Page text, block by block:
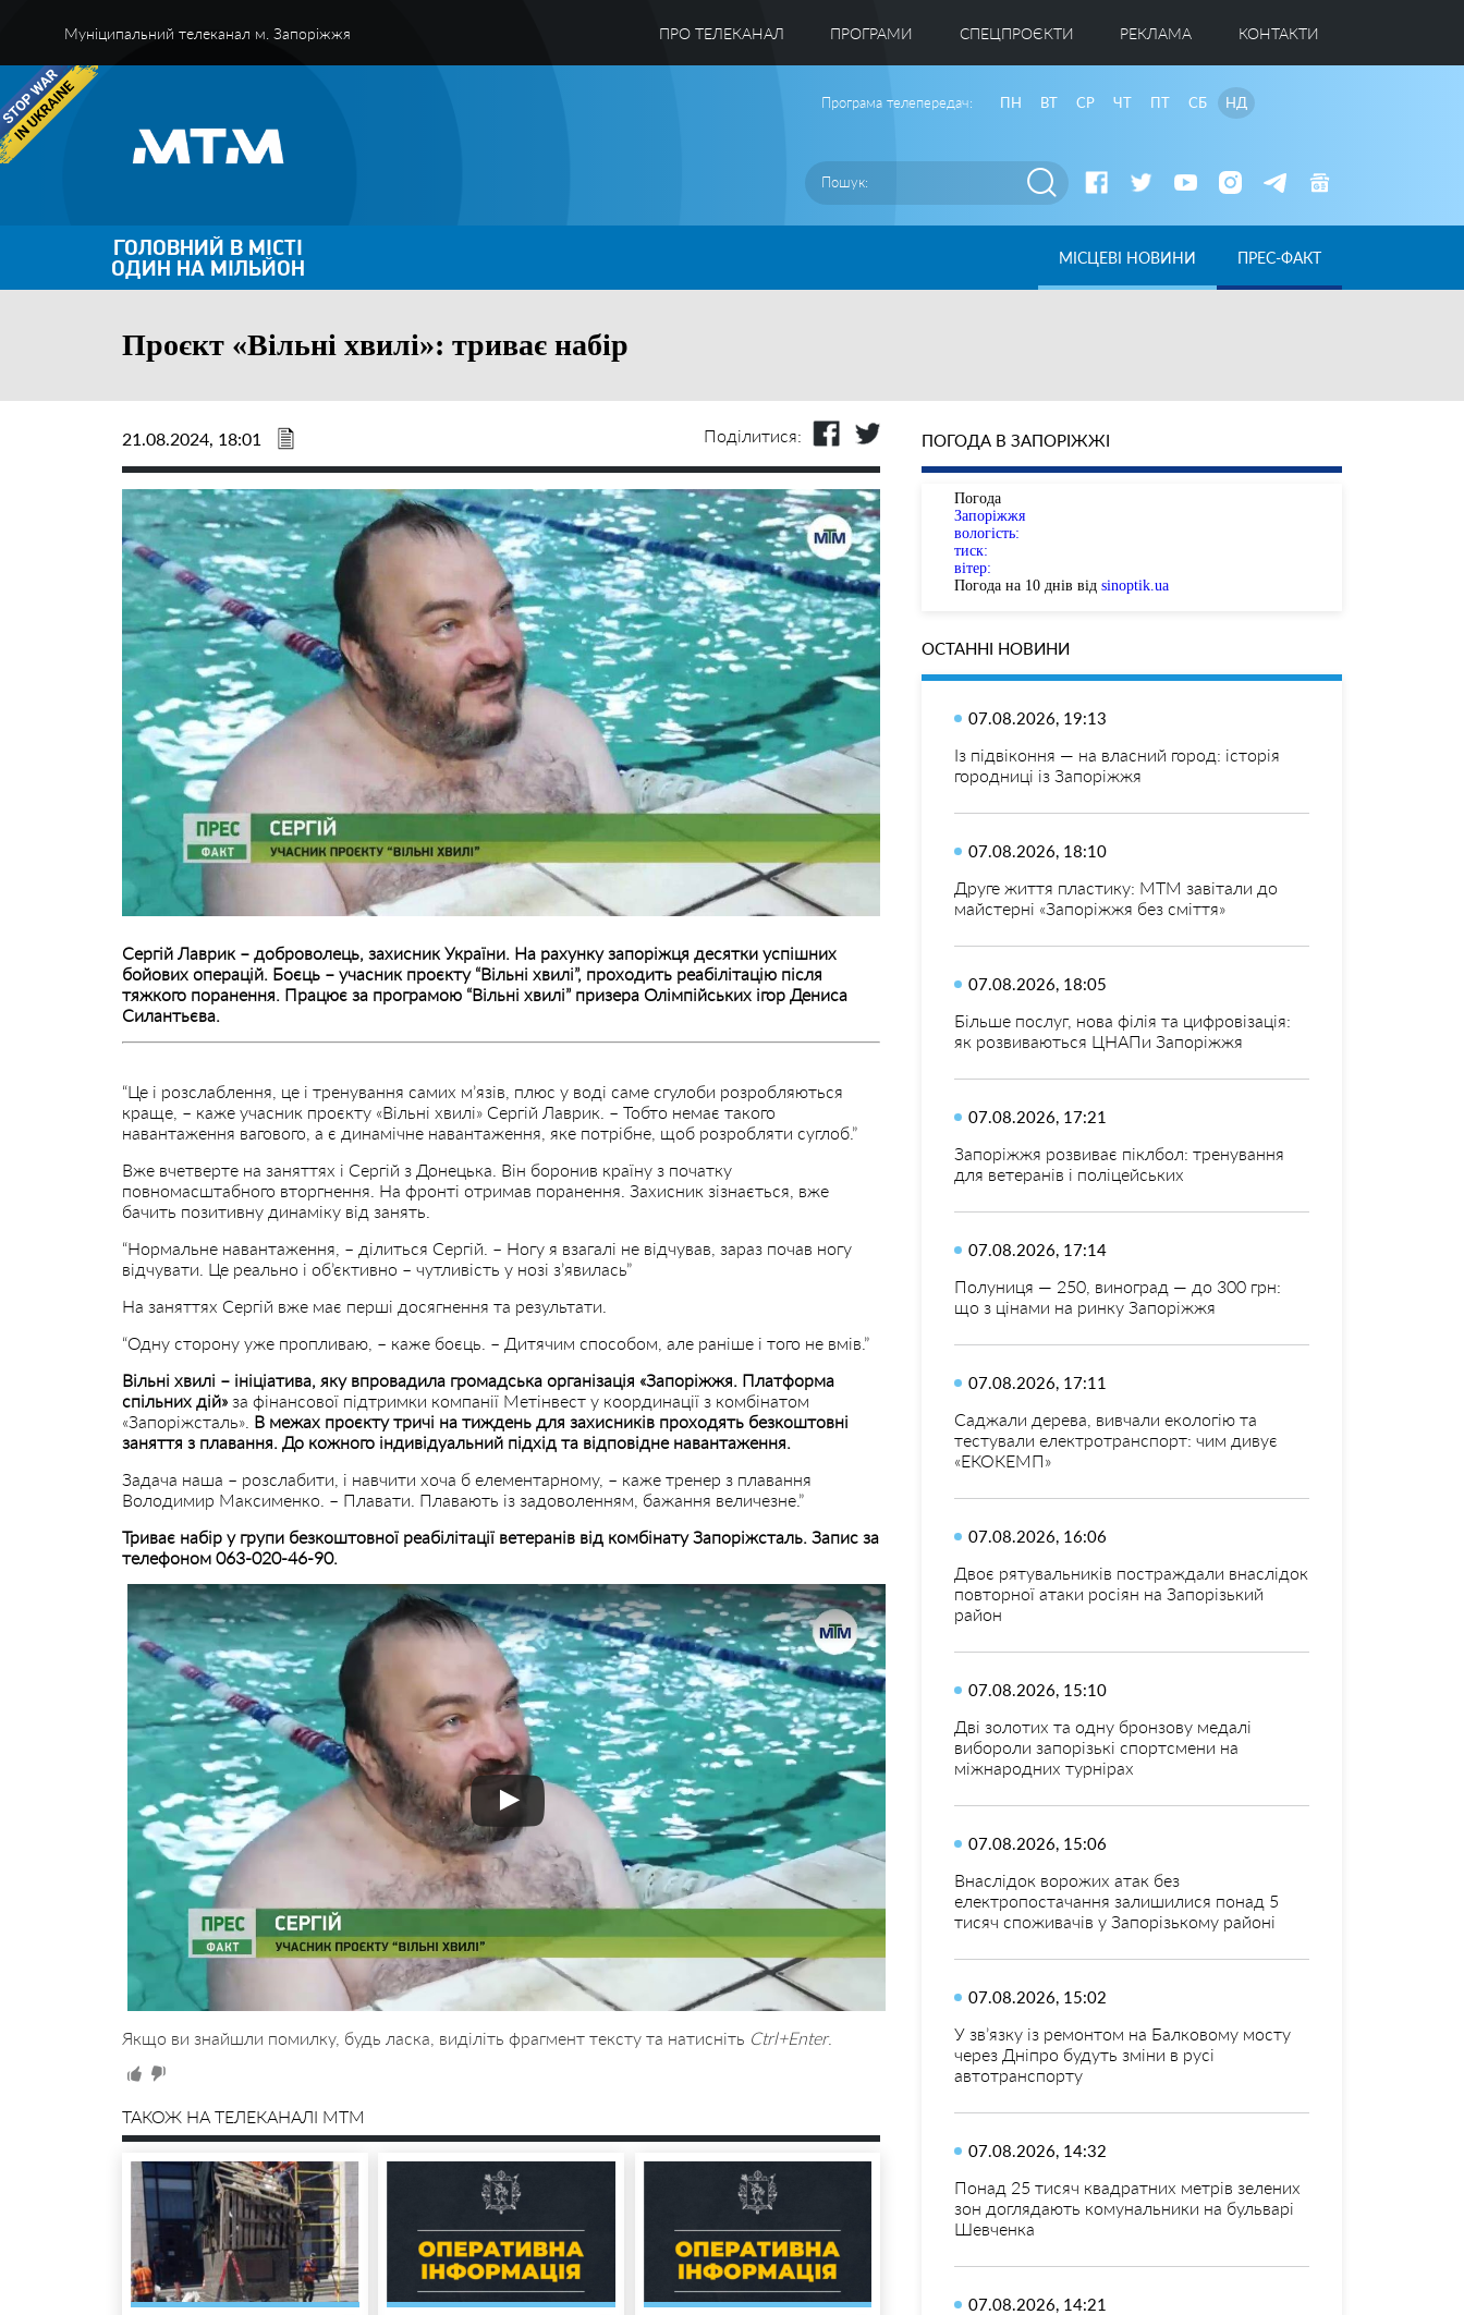
Муніципальний телеканал м. Запоріжжя ПРО ТЕЛЕКАНАЛ ПРОГРАМИ CПЕЦПРОЄКТИ РЕКЛАМА КОНТАКТИ
Програма телепередач: ПН ВТ СР ЧТ ПТ СБ НД
ГОЛОВНИЙ В МІСТІ
ОДИН НА МІЛЬЙОН МІСЦЕВІ НОВИНИ ПРЕС-ФАКТ
Проєкт «Вільні хвилі»: триває набір
21.08.2024, 18:01 Поділитися:
Сергій Лаврик – доброволець, захисник України. На рахунку запоріжця десятки успішних
бойових операцій. Боєць – учасник проєкту “Вільні хвилі”, проходить реабілітацію після
тяжкого поранення. Працює за програмою “Вільні хвилі” призера Олімпійських ігор Дениса
Силантьєва.
“Це і розслаблення, це і тренування самих м’язів, плюс у воді саме сгулоби розробляються
краще, – каже учасник проєкту «Вільні хвилі» Сергій Лаврик. – Тобто немає такого
навантаження вагового, а є динамічне навантаження, яке потрібне, щоб розробляти суглоб.”
Вже вчетверте на заняттях і Сергій з Донецька. Він боронив країну з початку
повномасштабного вторгнення. На фронті отримав поранення. Захисник зізнається, вже
бачить позитивну динаміку від занять.
“Нормальне навантаження, – ділиться Сергій. – Ногу я взагалі не відчував, зараз почав ногу
відчувати. Це реально і об’єктивно – чутливість у нозі з’явилась”
На заняттях Сергій вже має перші досягнення та результати.
“Одну сторону уже пропливаю, – каже боєць. – Дитячим способом, але раніше і того не вмів.”
Вільні хвилі – ініціатива, яку впровадила громадська організація «Запоріжжя. Платформа
спільних дій»за фінансової підтримки компанії Метінвест у координації з комбінатом
«Запоріжсталь». В межах проєкту тричі на тиждень для захисників проходять безкоштовні
заняття з плавання. До кожного індивідуальний підхід та відповідне навантаження.
Задача наша – розслабити, і навчити хоча б елементарному, – каже тренер з плавання
Володимир Максименко. – Плавати. Плавають із задоволенням, бажання величезне.”
Триває набір у групи безкоштовної реабілітації ветеранів від комбінату Запоріжсталь. Запис за
телефоном 063-020-46-90.
Якщо ви знайшли помилку, будь ласка, виділіть фрагмент тексту та натисніть Ctrl+Enter.
ТАКОЖ НА ТЕЛЕКАНАЛІ MTM
ПОГОДА В ЗАПОРІЖЖІ
Погода
Запоріжжя
вологість:
тиск:
вітер:
Погода на 10 днів від sinoptik.ua
ОСТАННІ НОВИНИ
07.08.2026, 19:13
Із підвіконня — на власний город: історія
городниці із Запоріжжя
07.08.2026, 18:10
Друге життя пластику: МТМ завітали до
майстерні «Запоріжжя без сміття»
07.08.2026, 18:05
Більше послуг, нова філія та цифровізація:
як розвиваються ЦНАПи Запоріжжя
07.08.2026, 17:21
Запоріжжя розвиває піклбол: тренування
для ветеранів і поліцейських
07.08.2026, 17:14
Полуниця — 250, виноград — до 300 грн:
що з цінами на ринку Запоріжжя
07.08.2026, 17:11
Саджали дерева, вивчали екологію та
тестували електротранспорт: чим дивує
«ЕКОКЕМП»
07.08.2026, 16:06
Двоє рятувальників постраждали внаслідок
повторної атаки росіян на Запорізький
район
07.08.2026, 15:10
Дві золотих та одну бронзову медалі
вибороли запорізькі спортсмени на
міжнародних турнірах
07.08.2026, 15:06
Внаслідок ворожих атак без
електропостачання залишилися понад 5
тисяч споживачів у Запорізькому районі
07.08.2026, 15:02
У зв’язку із ремонтом на Балковому мосту
через Дніпро будуть зміни в русі
автотранспорту
07.08.2026, 14:32
Понад 25 тисяч квадратних метрів зелених
зон доглядають комунальники на бульварі
Шевченка
07.08.2026, 14:21